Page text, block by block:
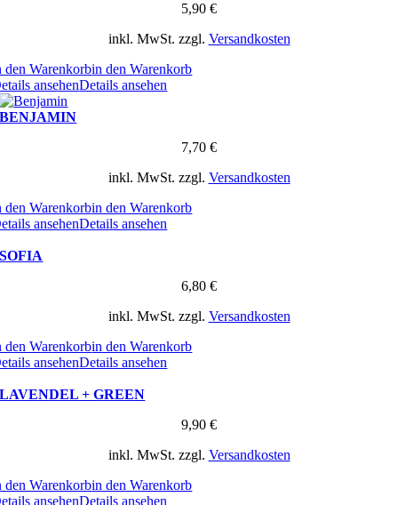
5,90 €
inkl. MwSt. zzgl. Versandkosten
den Warenkorbin den Warenkorb
ansehenDetails ansehen
BENJAMIN
7,70 €
inkl. MwSt. zzgl. Versandkosten
den Warenkorbin den Warenkorb
ansehenDetails ansehen
SOFIA
6,80 €
inkl. MwSt. zzgl. Versandkosten
den Warenkorbin den Warenkorb
ansehenDetails ansehen
LAVENDEL + GREEN
9,90 €
inkl. MwSt. zzgl. Versandkosten
den Warenkorbin den Warenkorb
ansehenDetails ansehen